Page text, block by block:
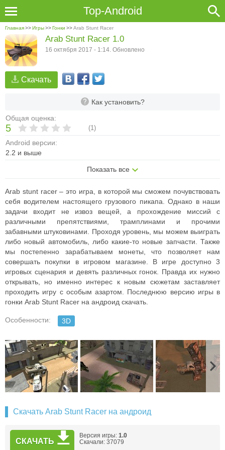
Top-Android
Главная>>Игры>>Гонки >>Arab Stunt Racer
Скачать
Как установить?
Общая оценка:
5 (1)
Android версии:
2.2 и выше
Показать все
Arab Stunt Racer 1.0
16 октября 2017 - 1:14. Обновлено
Arab stunt racer – это игра, в которой мы сможем почувствовать
себя водителем настоящего грузового пикапа. Однако в наши
задачи входит не извоз вещей, а прохождение миссий с
различными препятствиями, трамплинами и прочими
забавными штуковинами. Проходя уровень, мы можем выиграть
либо новый автомобиль, либо какие-то новые запчасти. Также
мы постепенно зарабатываем монеты, что позволяет нам
совершать покупки в игровом магазине. В игре доступно 3
игровых сценария и девять различных гонок. Правда их нужно
открывать, но именно интерес к новым сюжетам заставляет
проходить игру с особым азартом. Последнюю версию игры в
гонки Arab Stunt Racer на андроид скачать.
Особенности: 3D
Скачать Arab Stunt Racer на андроид
СКАЧАТЬ
Версия игры: 1.0
Скачали: 37079